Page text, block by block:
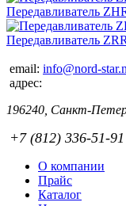
Передавливатель
Передавливатель
email: info@nord-
адрес:
196240, Санкт-
+7 (812) 336-51-91
О компании
Прайс
Каталог